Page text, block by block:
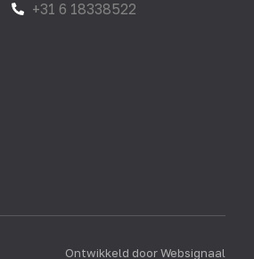
+31 6 18338522
Ontwikkeld door Websignaal